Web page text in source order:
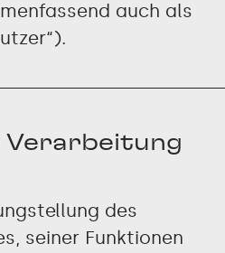
auch als
Verarbeitung
des
seiner Funktionen